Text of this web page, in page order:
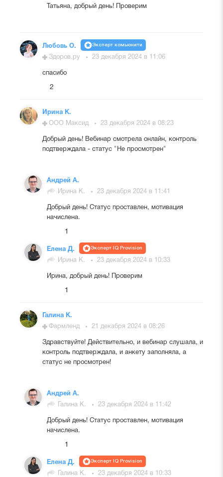
Татьяна, добрый день! Проверим
Любовь О. Эксперт комьюнити
Здоров.ру 23 декабря 2024 в 11:06
спасибо
2
Ирина К.
ООО Максид
23 декабря 2024 в 08:23
Добрый день! Вебинар смотрела онлайн, контроль
подтверждала - статус "Не просмотрен"
Андрей А.
Ирина К.
23 декабря 2024 в 11:41
Добрый день! Статус проставлен, мотивация
начислена.
1
Елена Д. Эксперт IQ Provision
Ирина К. 23 декабря 2024 в 10:33
Ирина, добрый день! Проверим
1
Галина К.
Фармленд
21 декабря 2024 в 08:26
Здравствуйте! Действительно, и вебинар слушала, и
контроль подтверждала, и анкету заполняла, а
статус не просмотрен!
Андрей А.
Галина К.
23 декабря 2024 в 11:42
Добрый день! Статус проставлен, мотивация
начислена.
1
Елена Д. Эксперт IQ Provision
Галина К. 23 декабря 2024 в 10:33